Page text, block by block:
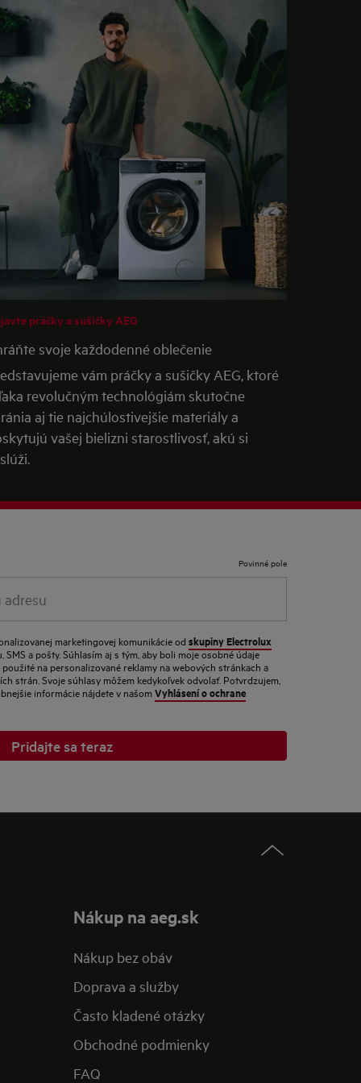
práčky a sušičky AEG
svoje každodenné oblečenie
vám práčky a sušičky AEG, ktoré
revolučným technológiám skutočne
aj tie najchúlostivejšie materiály a
vašej bielizni starostlivosť, akú si
Povinné pole
marketingovej komunikácie od skupiny Electrolux
a pošty. Súhlasím aj s tým, aby boli moje osobné údaje
na personalizované reklamy na webových stránkach a
strán. Svoje súhlasy môžem kedykoľvek odvolať. Potvrdzujem,
informácie nájdete v našomVyhlásení o ochrane
Pridajte sa teraz
Nákup na aeg.sk
Nákup bez obáv​
Doprava a služby​
​Často kladené otázky​
Obchodné podmienky​
FAQ